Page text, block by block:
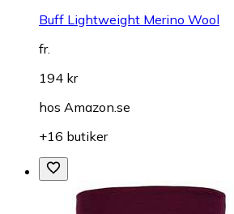
Buff Lightweight Merino Wool
fr.
194 kr
hos Amazon.se
+16 butiker